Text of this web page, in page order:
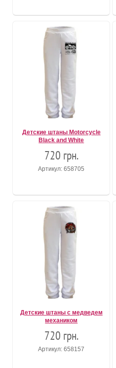
Детские штаны Motorcycle
Black and White
720 грн.
Артикул: 658705
Детские штаны с медведем
механиком
720 грн.
Артикул: 658157